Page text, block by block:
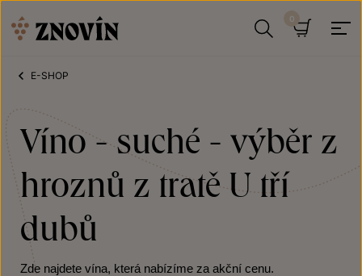
E-SHOP
Víno - suché - výběr z
hroznů z tratě U tří
dubů
Zde najdete vína, která nabízíme za akční cenu.